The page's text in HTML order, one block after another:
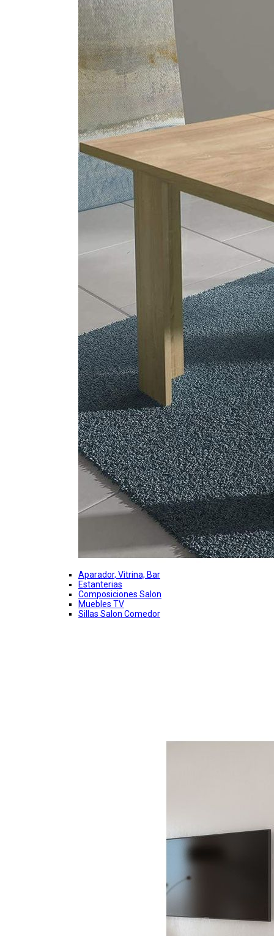
Aparador, Vitrina, Bar
Estanterias
Composiciones Salon
Muebles TV
Sillas Salon Comedor